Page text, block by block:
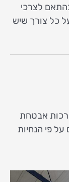
לצרכי
כל צורך שיש
אבטחת
על פי הנחיות